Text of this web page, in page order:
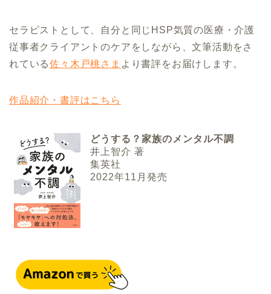
セラピストとして、自分と同じHSP気質の医療・介護
従事者クライアントのケアをしながら、文筆活動をさ
れている佐々木戸桃さま より書評をお届けします。
作品紹介・書評はこちら
どうする？家族のメンタル不調
井上智介 著
集英社
2022年11月発売